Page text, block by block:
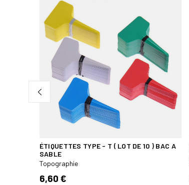
ÉTIQUETTES TYPE - T ( LOT DE 10 ) BAC A
SABLE
Topographie
6,60 €